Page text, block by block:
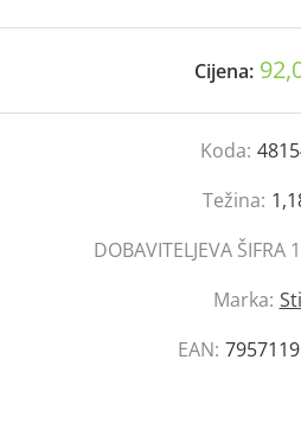
Cijena:
Koda:
Težina:
DOBAVITELJEVA ŠIFRA
Marka:
EAN: